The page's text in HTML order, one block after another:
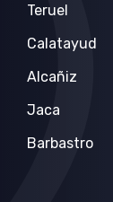
Teruel
Calatayud
Alcañiz
Jaca
Barbastro